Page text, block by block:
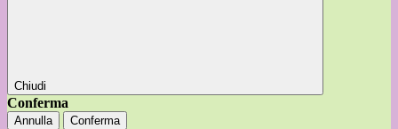
Chiudi
Conferma
Annulla Conferma